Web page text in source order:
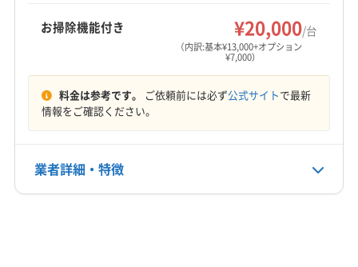
中川郡豊頃町
中川郡本別町
中川郡幕別町
標津郡中標津町
定休日
日・祝
非公開
お掃除機能付き ¥20,000/台
（内訳:基本¥13,000+オプション
¥7,000）
料金は参考です。 ご依頼前には必ず公式サイトで最新
情報をご確認ください。
業者詳細・特徴